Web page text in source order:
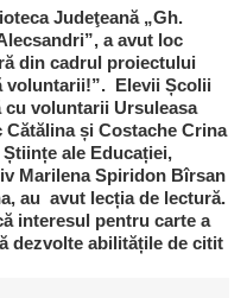
Judeţeană „Gh.
a avut loc
din cadrul proiectului
voluntarii!”. Elevii Școlii
cu voluntarii Ursuleasa
și Costache Crina
ale Educației,
Marilena Spiridon Bîrsan
au avut lecția de lectură.
interesul pentru carte a
dezvolte abilitățile de citit